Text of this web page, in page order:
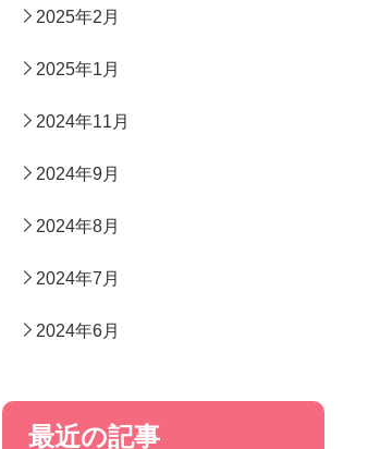
2025年2月
2025年1月
2024年11月
2024年9月
2024年8月
2024年7月
2024年6月
最近の記事